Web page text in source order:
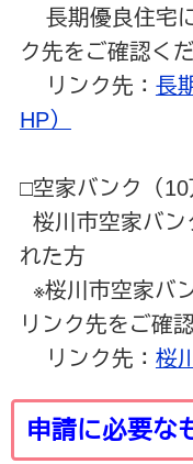
長期優良住宅
ク先をご確認くだ
リンク先： 長
HP）
□空家バンク（10
桜川市空家バン
れた方
※桜川市空家バ
リンク先をご確
リンク先： 桜
申請に必要な